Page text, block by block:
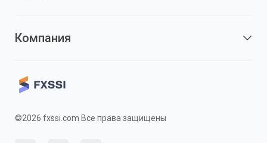
Компания
©2026 fxssi.com Все права защищены